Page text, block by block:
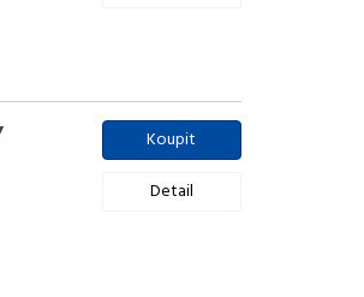
Koupit
Detail